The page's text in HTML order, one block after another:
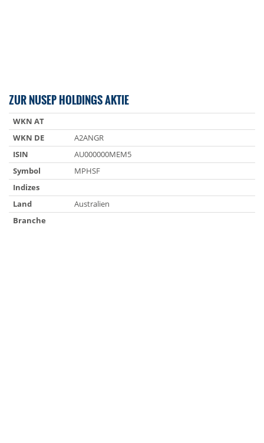
ZUR NUSEP HOLDINGS AKTIE
WKN AT
WKN DE
A2ANGR
ISIN
AU000000MEM5
Symbol
MPHSF
Indizes
Land
Australien
Branche